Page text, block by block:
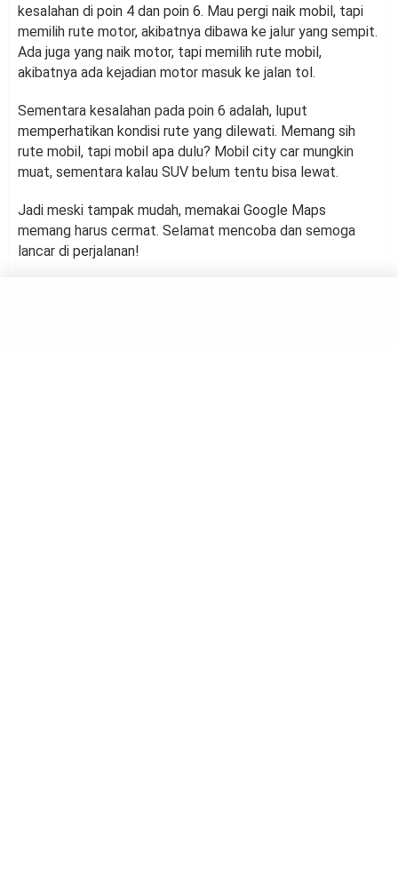
kesalahan di poin 4 dan poin 6. Mau pergi naik mobil, tapi
memilih rute motor, akibatnya dibawa ke jalur yang sempit.
Ada juga yang naik motor, tapi memilih rute mobil,
akibatnya ada kejadian motor masuk ke jalan tol.
Sementara kesalahan pada poin 6 adalah, luput
memperhatikan kondisi rute yang dilewati. Memang sih
rute mobil, tapi mobil apa dulu? Mobil city car mungkin
muat, sementara kalau SUV belum tentu bisa lewat.
Jadi meski tampak mudah, memakai Google Maps
memang harus cermat. Selamat mencoba dan semoga
lancar di perjalanan!